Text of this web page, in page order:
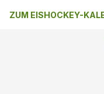
ZUM EISHOCKEY-